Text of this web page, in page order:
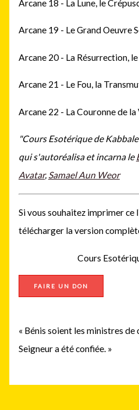
Arcane 18 - La Lune, le
Arcane 19 - Le Grand Oeuvre
Arcane 20 - La Résurrection,
Arcane 21 - Le Fou, la
Arcane 22 - La Couronne de
"Cours Esotérique de
qui s'autoréalisa et incarna le
Avatar, Samael Aun Weor
Si vous souhaitez imprimer ce
télécharger la version
Cours
FAIRE UN DON
« Bénis soient les ministres de
Seigneur a été confiée. »